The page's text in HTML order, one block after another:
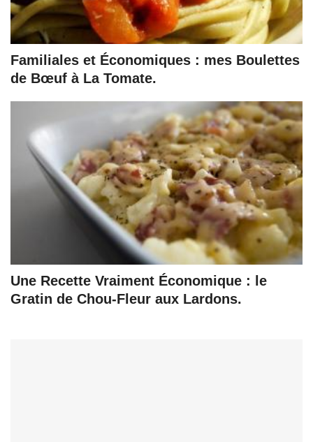
Familiales et Économiques : mes Boulettes
de Bœuf à La Tomate.
Une Recette Vraiment Économique : le
Gratin de Chou-Fleur aux Lardons.